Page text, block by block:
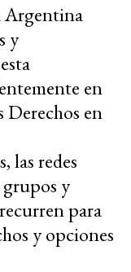
Argentina
y
en
en
las redes
grupos y
para
y opciones